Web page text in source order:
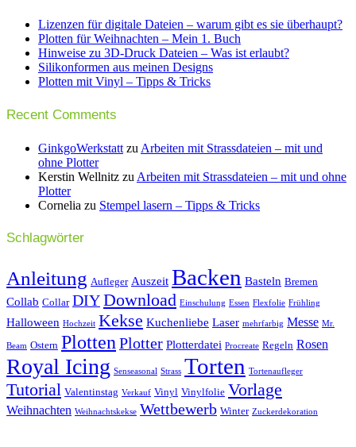
Lizenzen für digitale Dateien – warum gibt es sie überhaupt?
Plotten für Weihnachten – Mein 1. Buch
Hinweise zu 3D-Druck Dateien – Was ist erlaubt?
Silikonformen aus meinen Designs
Plotten mit Vinyl – Tipps & Tricks
Recent Comments
GinkgoWerkstatt zu Arbeiten mit Strassdateien – mit und
ohne Plotter
Kerstin Wellnitz zu Arbeiten mit Strassdateien – mit und ohne
Plotter
Cornelia zu Stempel lasern – Tipps & Tricks
Schlagwörter
Anleitung Aufleger Auszeit Backen Basteln Bremen
Collab Collar DIYDownload Einschulung Essen Flexfolie Frühling
Halloween Hochzeit Kekse Kuchenliebe Laser mehrfarbig Messe Mr.
Beam Ostern Plotten Plotter Plotterdatei Procreate Regeln Rosen
Royal Icing Senseasonal Strass Torten Tortenaufleger
Tutorial Valentinstag Verkauf Vinyl Vinylfolie Vorlage
Weihnachten Weihnachtskekse Wettbewerb Winter Zuckerdekoration